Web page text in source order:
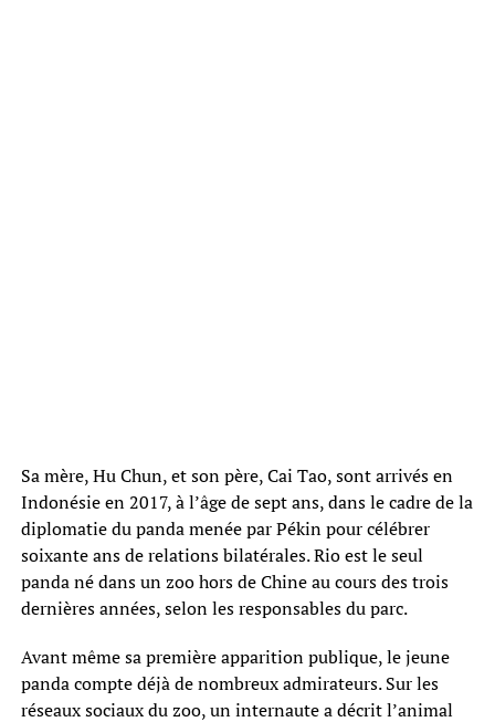
Sa mère, Hu Chun, et son père, Cai Tao, sont arrivés en
Indonésie en 2017, à l’âge de sept ans, dans le cadre de la
diplomatie du panda menée par Pékin pour célébrer
soixante ans de relations bilatérales. Rio est le seul
panda né dans un zoo hors de Chine au cours des trois
dernières années, selon les responsables du parc.
Avant même sa première apparition publique, le jeune
panda compte déjà de nombreux admirateurs. Sur les
réseaux sociaux du zoo, un internaute a décrit l’animal